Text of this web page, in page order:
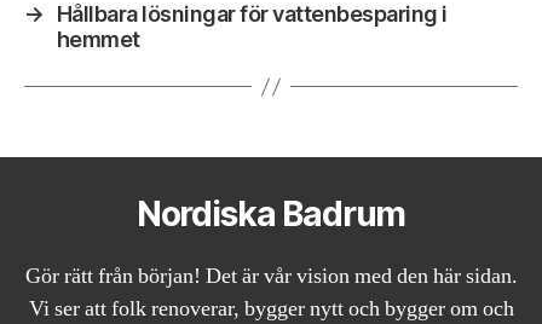
→
Hållbara lösningar för vattenbesparing i
hemmet
Nordiska Badrum
Gör rätt från början! Det är vår vision med den här sidan.
Vi ser att folk renoverar, bygger nytt och bygger om och